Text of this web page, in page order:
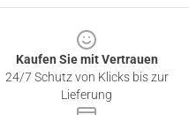
Kaufen Sie mit Vertrauen
24/7 Schutz von Klicks bis zur
Lieferung